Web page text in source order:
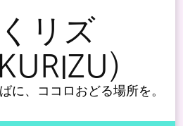
リズ
）
に、ココロおどる場所を。